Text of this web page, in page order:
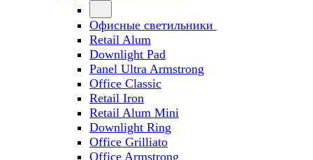
Офисные светильники
Retail Alum
Downlight Pad
Panel Ultra Armstrong
Office Classic
Retail Iron
Retail Alum Mini
Downlight Ring
Office Grilliato
Office Armstrong